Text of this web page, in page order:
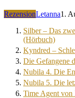
RezensionLetanna1.
Silber – Das
(Hörbuch)
Kyndred –
Die Gefangene
Nubila 4. Die
Nubila 5. Die
Time Agent